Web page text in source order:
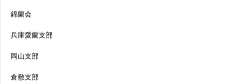
錦蘭会
兵庫愛蘭支部
岡山支部
倉敷支部